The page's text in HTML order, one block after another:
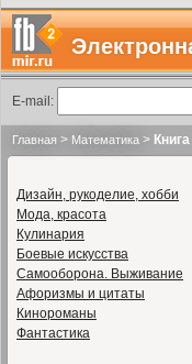
E-mail:
Главная > Математика >
Дизайн, рукоделие, хобби
Мода, красота
Кулинария
Боевые искусства
Самооборона. Выживание
Афоризмы и цитаты
Кинороманы
Фантастика